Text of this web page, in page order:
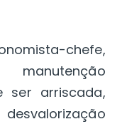
chefe,
ser arriscada,